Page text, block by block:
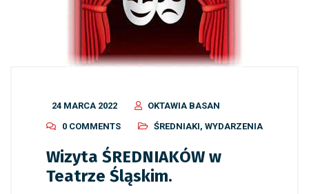
24 MARCA 2022
OKTAWIA BASAN
0 COMMENTS
ŚREDNIAKI, WYDARZENIA
Wizyta ŚREDNIAKÓW w
Teatrze Śląskim.